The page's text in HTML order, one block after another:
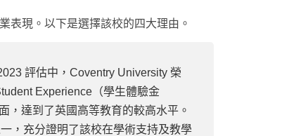
表現。以下是選擇該校的四大理由。
評估中，Coventry University 榮
Experience（學生體驗金
，達到了英國高等教育的較高水平。
，充分證明了該校在學術支持及教學